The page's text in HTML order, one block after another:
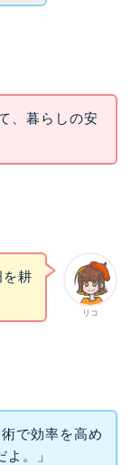
、暮らしの安
リコ
を耕
で効率を高め
。」